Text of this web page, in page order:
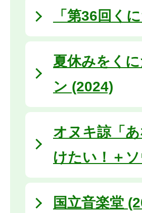
「第36回く
夏休みをく
ン (2024)
オヌキ諒「
けたい！＋
国立音楽堂